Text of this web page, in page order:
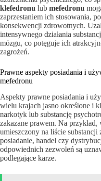
klefedronu lub mefedronu
zaprzestaniem ich stosowania,
konsekwencji zdrowotnych.
intensywnego działania
mózgu, co potęguje ich
zagrożeń.
Prawne aspekty posiadania i
mefedronu
Aspekty prawne posiadania i
wielu krajach jasno określone i
narkotyk lub substancję
zakazane prawem. Na przykład,
umieszczony na liście substancji
posiadanie, handel czy
odpowiednich zezwoleń są
podlegające karze.